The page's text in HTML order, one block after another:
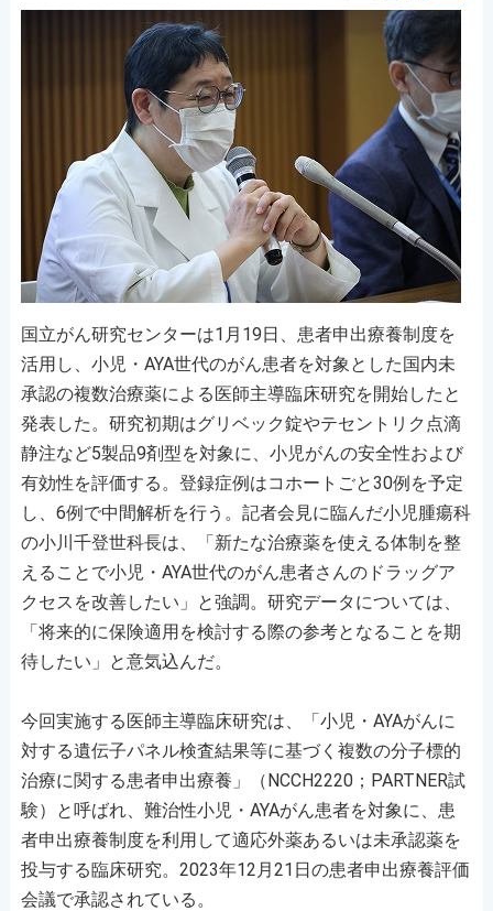
国立がん研究センターは1月19日、患者申出療養制度を
活用し、小児・AYA世代のがん患者を対象とした国内未
承認の複数治療薬による医師主導臨床研究を開始したと
発表した。研究初期はグリベック錠やテセントリク点滴
静注など5製品9剤型を対象に、小児がんの安全性および
有効性を評価する。登録症例はコホートごと30例を予定
し、6例で中間解析を行う。記者会見に臨んだ小児腫瘍科
の小川千登世科長は、「新たな治療薬を使える体制を整
えることで小児・AYA世代のがん患者さんのドラッグア
クセスを改善したい」と強調。研究データについては、
「将来的に保険適用を検討する際の参考となることを期
待したい」と意気込んだ。
今回実施する医師主導臨床研究は、「小児・AYAがんに
対する遺伝子パネル検査結果等に基づく複数の分子標的
治療に関する患者申出療養」（NCCH2220；PARTNER試
験）と呼ばれ、難治性小児・AYAがん患者を対象に、患
者申出療養制度を利用して適応外薬あるいは未承認薬を
投与する臨床研究。2023年12月21日の患者申出療養評価
会議で承認されている。